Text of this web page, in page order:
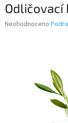
Odličovací
Průměrné
hvězdiček.
Neohodnoceno